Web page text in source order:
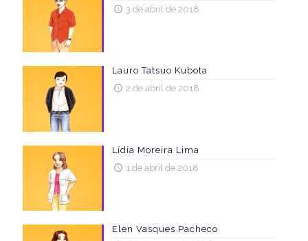
3 de abril de 2018
Lauro Tatsuo Kubota
2 de abril de 2018
Lídia Moreira Lima
1 de abril de 2018
Élen Vasques Pacheco